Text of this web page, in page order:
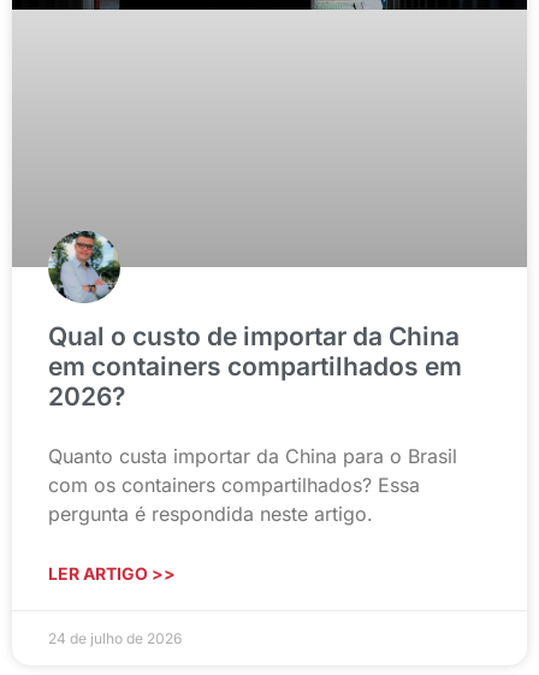
Qual o custo de importar da China
em containers compartilhados em
2026?
Quanto custa importar da China para o Brasil
com os containers compartilhados? Essa
pergunta é respondida neste artigo.
LER ARTIGO >>
24 de julho de 2026